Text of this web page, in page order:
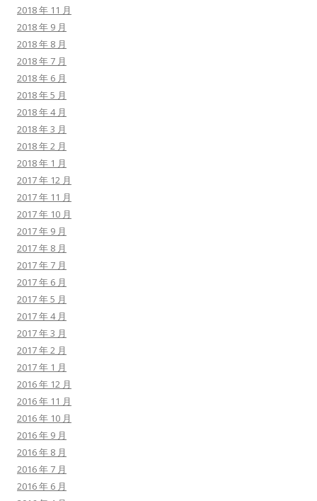
2018 年 11 月
2018 年 9 月
2018 年 8 月
2018 年 7 月
2018 年 6 月
2018 年 5 月
2018 年 4 月
2018 年 3 月
2018 年 2 月
2018 年 1 月
2017 年 12 月
2017 年 11 月
2017 年 10 月
2017 年 9 月
2017 年 8 月
2017 年 7 月
2017 年 6 月
2017 年 5 月
2017 年 4 月
2017 年 3 月
2017 年 2 月
2017 年 1 月
2016 年 12 月
2016 年 11 月
2016 年 10 月
2016 年 9 月
2016 年 8 月
2016 年 7 月
2016 年 6 月